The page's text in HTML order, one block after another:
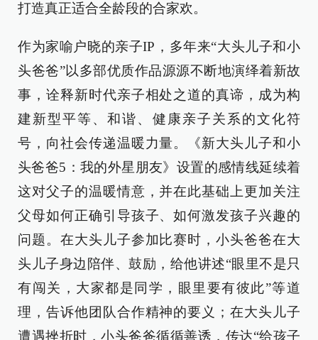
打造真正适合全龄段的合家欢。
作为家喻户晓的亲子IP，多年来“大头儿子和小
头爸爸”以多部优质作品源源不断地演绎着新故
事，诠释新时代亲子相处之道的真谛，成为构
建新型平等、和谐、健康亲子关系的文化符
号，向社会传递温暖力量。《新大头儿子和小
头爸爸5：我的外星朋友》设置的感情线延续着
这对父子的温暖情意，并在此基础上更加关注
父母如何正确引导孩子、如何激发孩子兴趣的
问题。在大头儿子参加比赛时，小头爸爸在大
头儿子身边陪伴、鼓励，给他讲述“眼里不是只
有闯关，大家都是同学，眼里要有彼此”等道
理，告诉他团队合作精神的要义；在大头儿子
遭遇挫折时，小头爸爸循循善诱，传达“给孩子